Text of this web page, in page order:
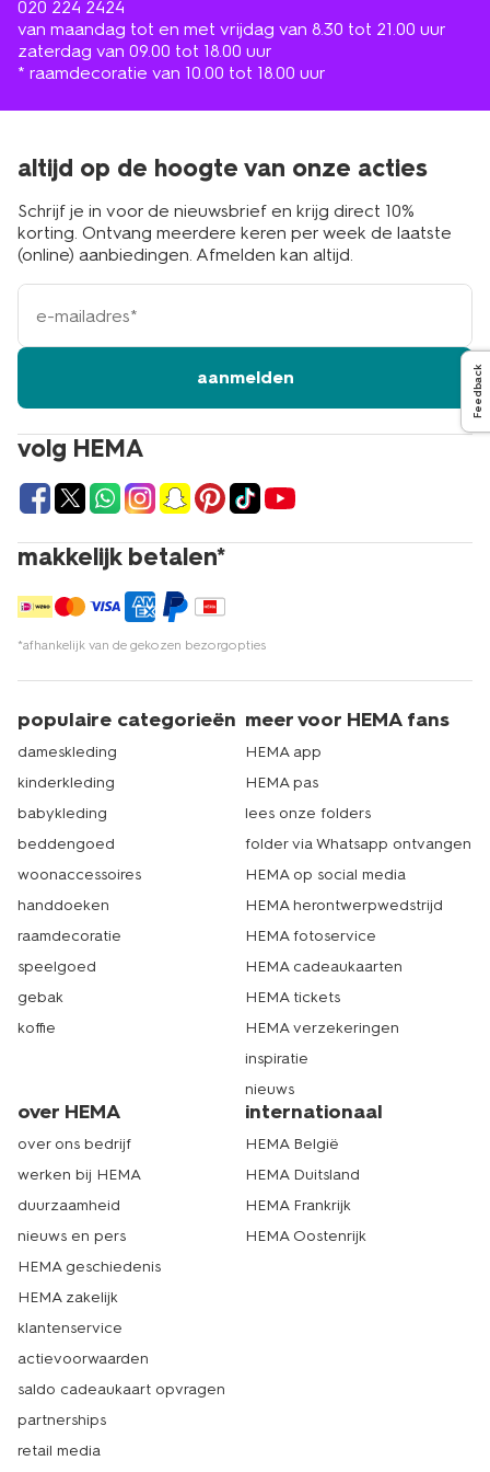
020 224 2424
van maandag tot en met vrijdag van 8.30 tot 21.00 uur
zaterdag van 09.00 tot 18.00 uur
* raamdecoratie van 10.00 tot 18.00 uur
volg HEMA
makkelijk betalen*
*afhankelijk van de gekozen bezorgopties
altijd op de hoogte van onze acties
Schrijf je in voor de nieuwsbrief en krijg direct 10%
korting. Ontvang meerdere keren per week de laatste
(online) aanbiedingen. Afmelden kan altijd.
e-
mailadres
aanmelden
populaire categorieën
dameskleding
kinderkleding
babykleding
beddengoed
woonaccessoires
handdoeken
raamdecoratie
speelgoed
gebak
koffie
meer voor HEMA fans
HEMA app
HEMA pas
lees onze folders
folder via Whatsapp ontvangen
HEMA op social media
HEMA herontwerpwedstrijd
HEMA fotoservice
HEMA cadeaukaarten
HEMA tickets
HEMA verzekeringen
inspiratie
nieuws
over HEMA
over ons bedrijf
werken bij HEMA
duurzaamheid
nieuws en pers
HEMA geschiedenis
HEMA zakelijk
klantenservice
actievoorwaarden
saldo cadeaukaart opvragen
partnerships
retail media
internationaal
HEMA België
HEMA Duitsland
HEMA Frankrijk
HEMA Oostenrijk
Feedback